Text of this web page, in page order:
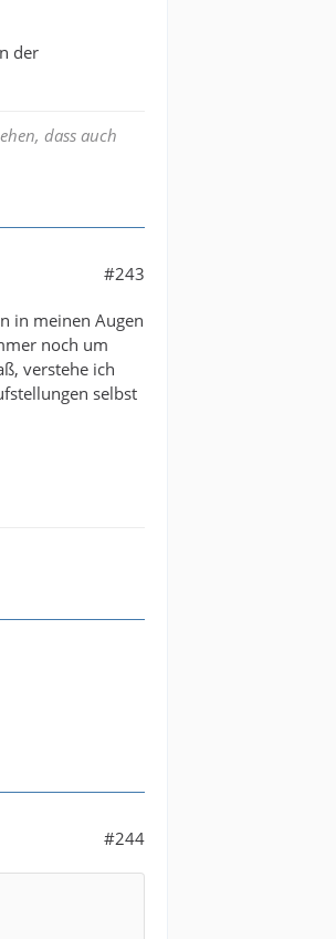
der
dass auch
#243
in meinen Augen
noch um
verstehe ich
selbst
#244